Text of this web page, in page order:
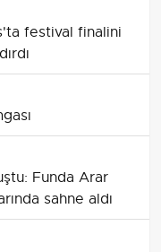
festival finalini
Funda Arar
sahne aldı